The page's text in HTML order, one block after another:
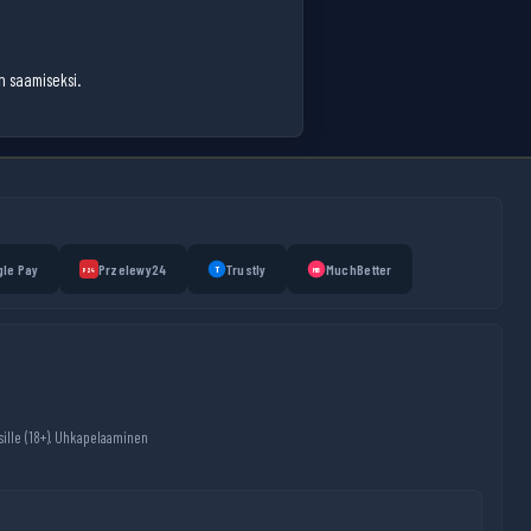
saamiseksi.
Pay P24 Przelewy24 T Trustly MB MuchBetter
(18+). Uhkapelaaminen